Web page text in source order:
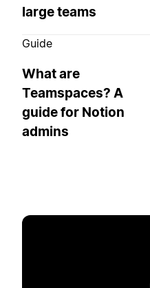
large teams
Guide
What are
Teamspaces? A
guide for Notion
admins